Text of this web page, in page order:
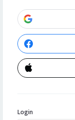
Login